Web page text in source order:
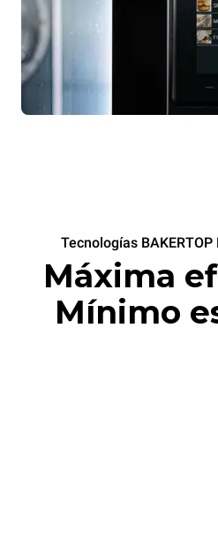
Tecnologías BAKERTOP
Máxima
Mínimo